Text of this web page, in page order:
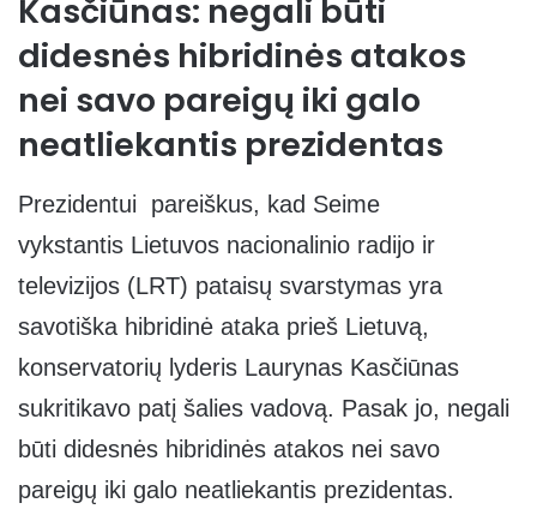
Kasčiūnas: negali būti
didesnės hibridinės atakos
nei savo pareigų iki galo
neatliekantis prezidentas
Prezidentui pareiškus, kad Seime
vykstantis Lietuvos nacionalinio radijo ir
televizijos (LRT) pataisų svarstymas yra
savotiška hibridinė ataka prieš Lietuvą,
konservatorių lyderis Laurynas Kasčiūnas
sukritikavo patį šalies vadovą. Pasak jo, negali
būti didesnės hibridinės atakos nei savo
pareigų iki galo neatliekantis prezidentas.